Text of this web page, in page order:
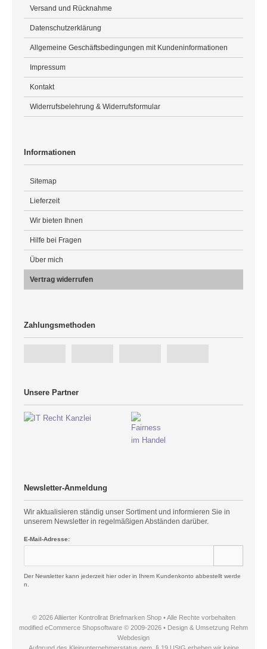
Versand und Rücknahme
Datenschutzerklärung
Allgemeine Geschäftsbedingungen mit Kundeninformationen
Impressum
Kontakt
Widerrufsbelehrung & Widerrufsformular
Informationen
Sitemap
Lieferzeit
Wir bieten Ihnen
Hilfe bei Fragen
Über mich
Vertrag widerrufen
Zahlungsmethoden
Unsere Partner
Newsletter-Anmeldung
Wir aktualisieren ständig unser Sortiment und informieren Sie in
unserem Newsletter in regelmäßigen Abständen darüber.
E-Mail-Adresse:
Der Newsletter kann jederzeit hier oder in Ihrem Kundenkonto abbestellt werde
n.
© 2026 Alliierter Kontrollrat Briefmarken Shop • Alle Rechte vorbehalten
modified eCommerce Shopsoftware © 2009-2026 • Design & Umsetzung Rehm
Webdesign